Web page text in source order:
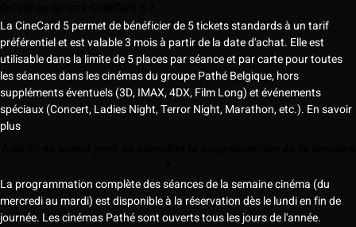
La CineCard 5 permet de bénéficier de 5 tickets standards à un tarif
préférentiel et est valable 3 mois à partir de la date d'achat. Elle est
utilisable dans la limite de 5 places par séance et par carte pour toutes
les séances dans les cinémas du groupe Pathé Belgique, hors
suppléments éventuels (3D, IMAX, 4DX, Film Long) et événements
spéciaux (Concert, Ladies Night, Terror Night, Marathon, etc.). En savoir
plus
La programmation complète des séances de la semaine cinéma (du
mercredi au mardi) est disponible à la réservation dès le lundi en fin de
journée. Les cinémas Pathé sont ouverts tous les jours de l'année.